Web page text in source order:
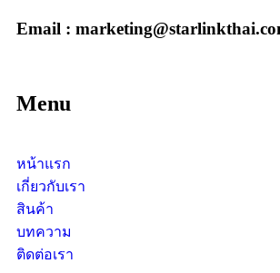
Email :
Menu
หน้าแรก
เกี่ยวกับเรา
สินค้า
บทความ
ติดต่อเรา